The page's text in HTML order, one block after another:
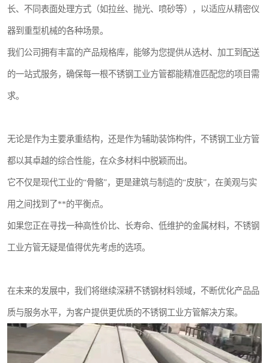
长、不同表面处理方式（如拉丝、抛光、喷砂等），以适应从精密仪
器到重型机械的各种场景。
我们公司拥有丰富的产品规格库，能够为您提供从选材、加工到配送
的一站式服务，确保每一根不锈钢工业方管都能精准匹配您的项目需
求。
无论是作为主要承重结构，还是作为辅助装饰构件，不锈钢工业方管
都以其卓越的综合性能，在众多材料中脱颖而出。
它不仅是现代工业的“骨骼”，更是建筑与制造的“皮肤”，在美观与实
用之间找到了**的平衡点。
如果您正在寻找一种高性价比、长寿命、低维护的金属材料，不锈钢
工业方管无疑是值得优先考虑的选项。
在未来的发展中，我们将继续深耕不锈钢材料领域，不断优化产品品
质与服务水平，为客户提供更优质的不锈钢工业方管解决方案。